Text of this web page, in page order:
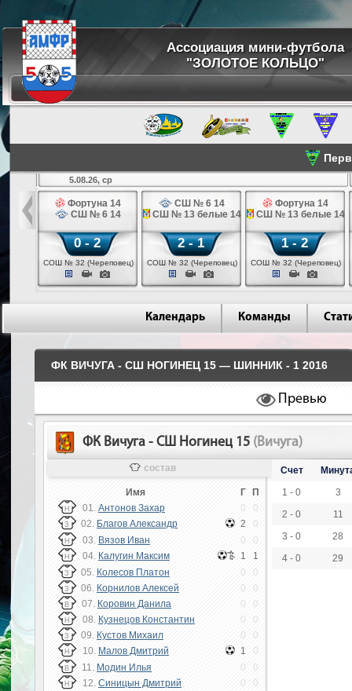
Ассоциация мини-футбола
"ЗОЛОТОЕ КОЛЬЦО"
14
5.08.26, ср
Фортуна 14
СШ № 6 14
0 - 2
СОШ № 32 (Череповец)
СШ № 6 14
СШ № 13 белые 14
2 - 1
СОШ № 32 (Череповец)
Фортуна 14
СШ № 13 белые 14
1 - 2
СОШ № 32 (Череповец)
Календарь Команды
ФК ВИЧУГА - СШ НОГИНЕЦ 15 — ШИННИК - 1 2016
Превью
ФК Вичуга - СШ Ногинец 15 (Вичуга)
состав
Имя Г П
Н 01. Антонов Захар 0 0
З 02. Благов Александр 2 0
Н 03. Вязов Иван 0 0
Н 04. Калугин Максим 1 1
З 05. Колесов Платон 0 0
З 06. Корнилов Алексей 0 0
В 07. Коровин Данила 0 0
Н 08. Кузнецов Константин 0 0
З 09. Кустов Михаил 0 0
Н 10. Малов Дмитрий 1 0
В 11. Модин Илья 0 0
Н 12. Синицын Дмитрий 0 0
Счет
1 - 0
3
2 - 0
11
3 - 0
28
4 - 0
29